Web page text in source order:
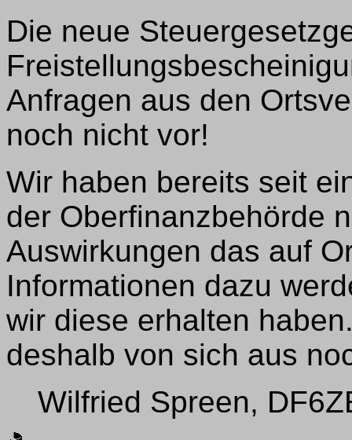
Die neue
Anfragen aus den
noch nicht vor!
Wir haben bereits seit
der Oberfinanzbehörde
Auswirkungen das auf
Informationen dazu
wir diese erhalten
deshalb von sich aus
Wilfried Spreen,